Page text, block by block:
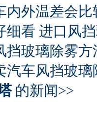
内外温差会
细看 进口风
挡玻璃除雾方
汽车风挡玻璃
的新闻>>